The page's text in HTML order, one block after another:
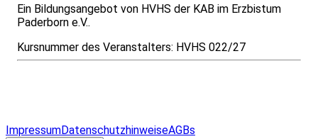
Ein Bildungsangebot von HVHS der KAB im Erzbistum
Paderborn e.V..
Kursnummer des Veranstalters: HVHS 022/27
ImpressumDatenschutzhinweiseAGBs